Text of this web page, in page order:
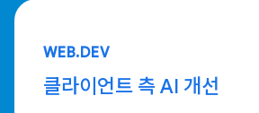
WEB.DEV
클라이언트 측 AI 개선